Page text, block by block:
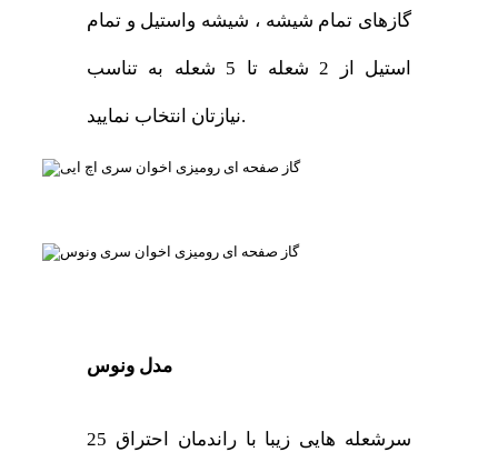
گازهای تمام شیشه ، شیشه واستیل و تمام
استیل از 2 شعله تا 5 شعله به تناسب
نیازتان انتخاب نمایید.
مدل ونوس
سرشعله هایی زیبا با راندمان احتراق 25